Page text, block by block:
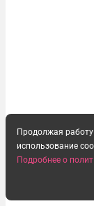
Продолжая
использование
Подробнее о